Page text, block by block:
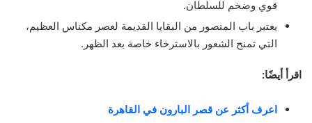
قوي وضخم للسلطان.
يعتبر باب المنصور من البقايا القديمة لعصر مكناس العظيم،
التي تمنح الشعور بالاسترخاء خاصة بعد الظهر.
اقرأ أيضًا:
اعرف أكثر عن قصر البارون في القاهرة